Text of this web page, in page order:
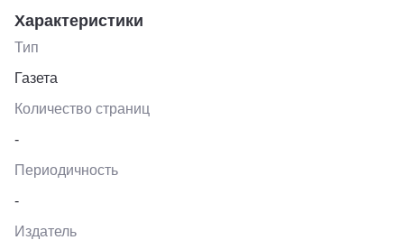
Характеристики
Тип
Газета
Количество страниц
-
Периодичность
-
Издатель